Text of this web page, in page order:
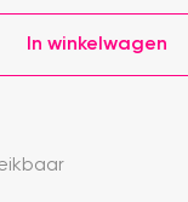
In winkelwagen